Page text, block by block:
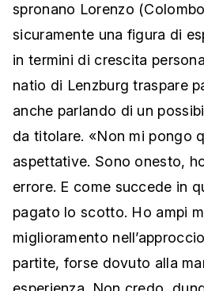
spronano Lorenzo
sicuramente una figura di
in termini di crescita
natio di Lenzburg traspare
anche parlando di un
da titolare. «Non mi pongo
aspettative. Sono onesto,
errore. E come succede in
pagato lo scotto. Ho ampi
miglioramento
partite, forse dovuto alla